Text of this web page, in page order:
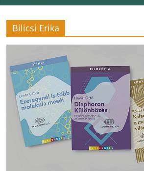
Bilicsi Erika